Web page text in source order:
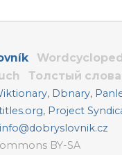
Толстый
, Dbnary,
, Project
info@dobryslovnik.cz
BY-SA